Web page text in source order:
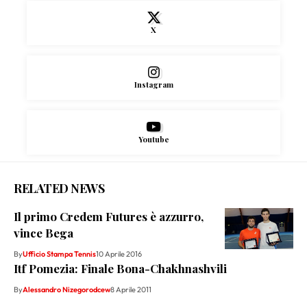
X
Instagram
Youtube
RELATED NEWS
Il primo Credem Futures è azzurro,
vince Bega
ByUfficio Stampa Tennis10 Aprile 2016
Itf Pomezia: Finale Bona-Chakhnashvili
ByAlessandro Nizegorodcew8 Aprile 2011